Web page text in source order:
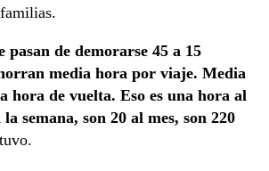
pasan de demorarse 45 a 15
media hora por viaje. Media
hora de vuelta. Eso es una hora al
semana, son 20 al mes, son 220